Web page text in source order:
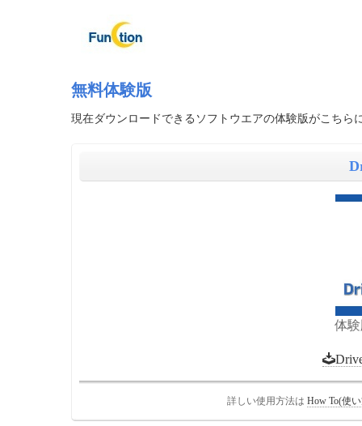
無料体験版
現在ダウンロードできるソフトウエアの体験版がこちら
体
詳しい使用方法は How To(使